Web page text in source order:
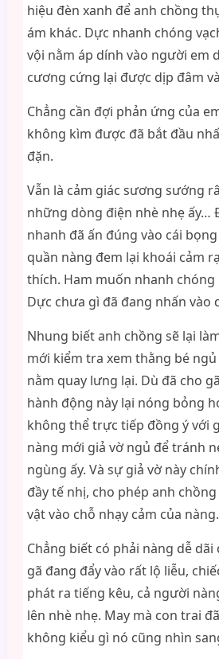
hiệu đèn xanh để anh chồng
ám khác. Dực nhanh chóng
vội nằm áp dính vào người em
cương cứng lại được dịp đâm
Chẳng cần đợi phản ứng của
không kìm được đã bắt đầu
đặn.
Vẫn là cảm giác sương sướng
những dòng điện nhè nhẹ ấy…
nhanh đã ấn đúng vào cái
quần nàng đem lại khoái cảm
thích. Ham muốn nhanh
Dực chưa gì đã đang nhấn vào
Nhung biết anh chồng sẽ lại
mới kiểm tra xem thằng bé
nằm quay lưng lại. Dù đã cho
hành động này lại nóng bỏng
không thể trực tiếp đồng ý với
nàng mới giả vờ ngủ để tránh
ngùng ấy. Và sự giả vờ này
đầy tế nhị, cho phép anh
vật vào chỗ nhạy cảm của nàng.
Chẳng biết có phải nàng dễ
gã đang đẩy vào rất lộ liễu,
phát ra tiếng kêu, cả người
lên nhè nhẹ. May mà con trai
không kiểu gì nó cũng nhìn